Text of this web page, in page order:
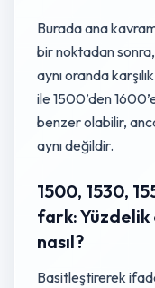
Burada ana
bir noktadan
aynı oranda
ile 1500’den
benzer olabilir,
aynı değildir.
1500, 1530,
fark: Yüzdelik
nasıl?
Basitleştirerek